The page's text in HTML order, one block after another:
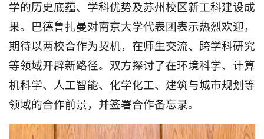
学的历史底蕴、学科优势及苏州校区新工科建设成
果。巴德鲁扎曼对南京大学代表团表示热烈欢迎，
期待以两校合作为契机，在师生交流、跨学科研究
等领域开辟新路径。双方探讨了在环境科学、计算
机科学、人工智能、化学化工、建筑与城市规划等
领域的合作前景，并签署合作备忘录。